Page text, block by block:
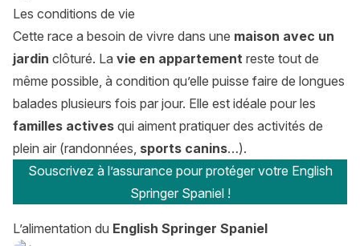
Les conditions de vie
Cette race a besoin de vivre dans une maison avec un
jardin clôturé. La vie en appartement reste tout de
même possible, à condition qu’elle puisse faire de longues
balades plusieurs fois par jour. Elle est idéale pour les
familles actives qui aiment pratiquer des activités de
plein air (randonnées, sports canins…).
Souscrivez à l’assurance pour protéger votre English
Springer Spaniel !
L’alimentation du English Springer Spaniel